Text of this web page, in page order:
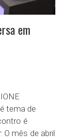
em
tema de
é
O mês de abril